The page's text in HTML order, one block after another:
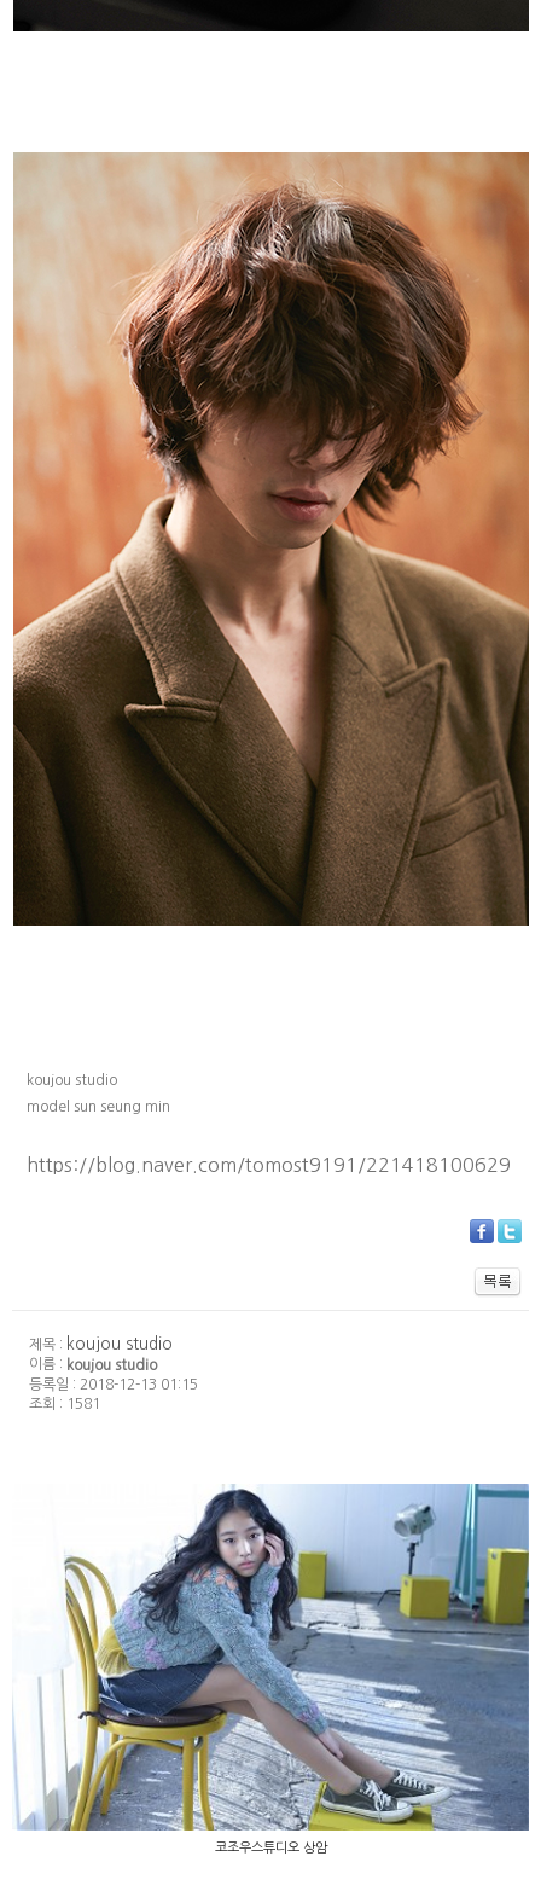
koujou studio
model sun seung min
https://blog.naver.com/tomost9191/221418100629
제목 : koujou studio
이름 : koujou studio
등록일 : 2018-12-13 01:15
조회 : 1581
코조우스튜디오 상암
코조우스튜디오 상암